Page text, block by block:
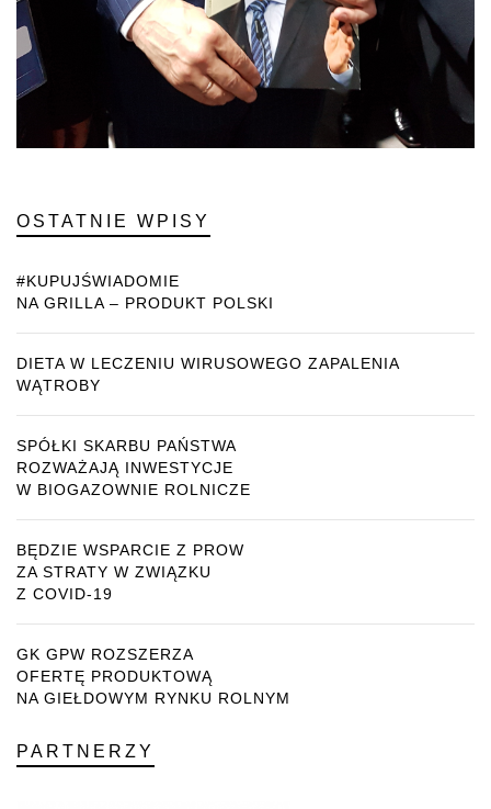
OSTATNIE WPISY
#KUPUJŚWIADOMIE
NA GRILLA – PRODUKT POLSKI
DIETA W LECZENIU WIRUSOWEGO ZAPALENIA
WĄTROBY
SPÓŁKI SKARBU PAŃSTWA
ROZWAŻAJĄ INWESTYCJE
W BIOGAZOWNIE ROLNICZE
BĘDZIE WSPARCIE Z PROW
ZA STRATY W ZWIĄZKU
Z COVID-19
GK GPW ROZSZERZA
OFERTĘ PRODUKTOWĄ
NA GIEŁDOWYM RYNKU ROLNYM
PARTNERZY